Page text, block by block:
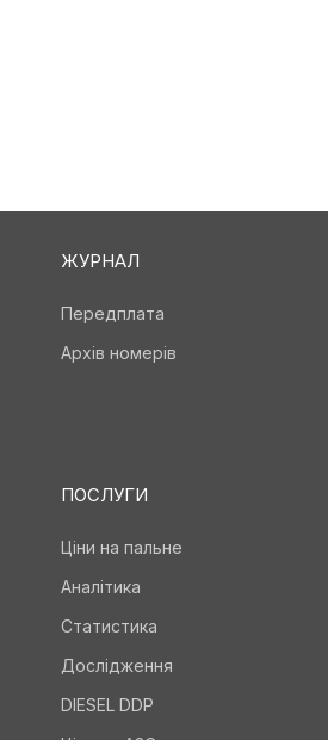
ЖУРНАЛ
Передплата
Архів номерів
ПОСЛУГИ
Ціни на пальне
Аналітика
Статистика
Дослідження
DIESEL DDP